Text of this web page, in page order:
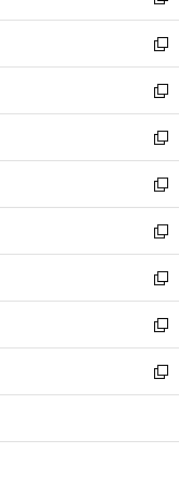
開
く
ウ
で
開
く
ウ
ィ
ン
ド
ウ
で
開
く
し
い
ウ
ィ
ン
ド
ウ
で
開
く
新
し
い
ウ
ィ
ン
ド
ウ
で
開
く
新
し
い
ウ
ィ
ン
ド
ウ
で
開
く
新
し
い
ウ
ィ
ン
ド
ウ
で
開
く
新
し
い
ウ
ィ
ン
ド
ウ
で
開
新
し
い
ウ
ィ
ン
ド
ウ
開
新
し
い
ウ
ィ
ン
ウ
新
し
い
ウ
ン
新
し
ウ